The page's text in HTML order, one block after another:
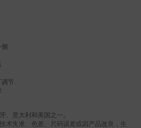
节
、意大利和美国之一。
术失准、色差、尺码误差或因产品改良，生